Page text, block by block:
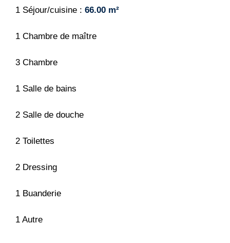
1 Séjour/cuisine 66.00 m²
1 Chambre de maître
3 Chambre
1 Salle de bains
2 Salle de douche
2 Toilettes
2 Dressing
1 Buanderie
1 Autre